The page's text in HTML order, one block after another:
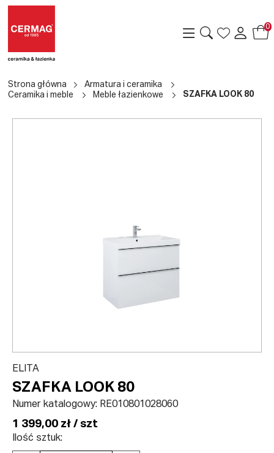
0
Strona główna
Armatura i ceramika
Ceramika i meble
Meble łazienkowe SZAFKA LOOK 80
ELITA
SZAFKA LOOK 80
Numer katalogowy: RE010801028060
1 399,00 zł / szt
Ilość sztuk: